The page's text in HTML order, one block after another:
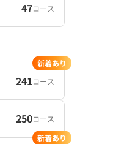
47コース
241コース
新着あり
250コース
新着あり